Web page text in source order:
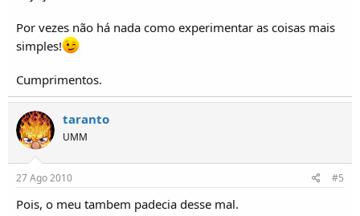
Por vezes não há nada como experimentar as coisas mais
simples!
Cumprimentos.
taranto
UMM
27 Ago 2010 #5
Pois, o meu tambem padecia desse mal.